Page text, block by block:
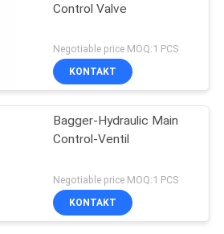
Control Valve
Negotiable price MOQ:1 PCS
KONTAKT
Bagger-Hydraulic Main
Control-Ventil
Negotiable price MOQ:1 PCS
KONTAKT